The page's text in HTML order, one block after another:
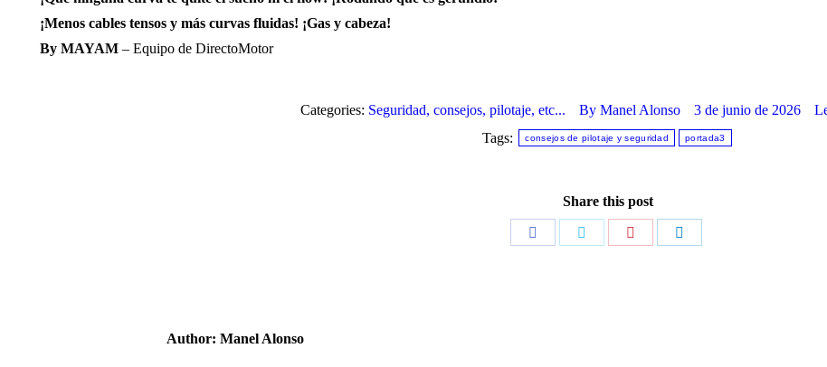
¡Menos cables tensos y más curvas fluidas! ¡Gas y cabeza!
By MAYAM – Equipo de DirectoMotor
Categories: Seguridad, consejos, pilotaje, etc... By Manel Alonso 3 de junio de 2026
Tags:
consejos de pilotaje y seguridad portada3
Share this post
Author: Manel Alonso